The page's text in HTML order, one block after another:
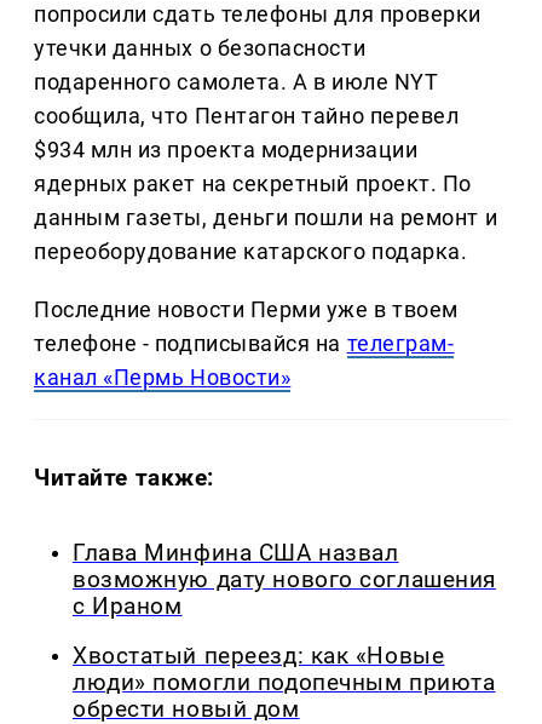
попросили сдать телефоны для проверки
утечки данных о безопасности
подаренного самолета. А в июле NYT
сообщила, что Пентагон тайно перевел
$934 млн из проекта модернизации
ядерных ракет на секретный проект. По
данным газеты, деньги пошли на ремонт и
переоборудование катарского подарка.
Последние новости Перми уже в твоем
телефоне - подписывайся на телеграм-
канал «Пермь Новости»
Читайте также:
Глава Минфина США назвал
возможную дату нового соглашения
с Ираном
Хвостатый переезд: как «Новые
люди» помогли подопечным приюта
обрести новый дом